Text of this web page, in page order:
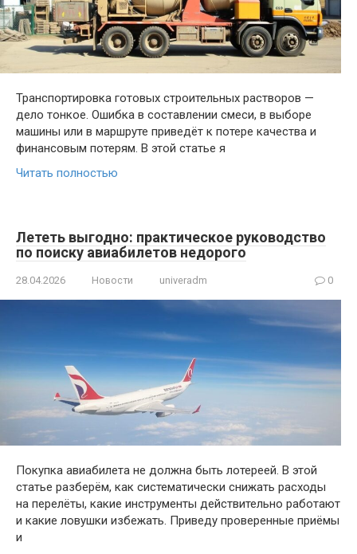
Транспортировка готовых строительных растворов —
дело тонкое. Ошибка в составлении смеси, в выборе
машины или в маршруте приведёт к потере качества и
финансовым потерям. В этой статье я
Читать полностью
Лететь выгодно: практическое руководство
по поиску авиабилетов недорого
28.04.2026 Новости univeradm 0
Покупка авиабилета не должна быть лотереей. В этой
статье разберём, как систематически снижать расходы
на перелёты, какие инструменты действительно работают
и какие ловушки избежать. Приведу проверенные приёмы
и